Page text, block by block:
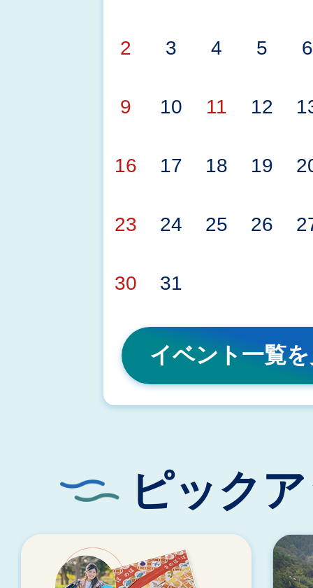
令和8年度泉佐野市出会い
委託にかかる採択者の決定
2026年07月31日
広報いずみさの さのらん
2 3 4 5 6
9 10 11 12
16 17 18 19
23 24 25 26
30 31
イベント一覧
ピック
3
4